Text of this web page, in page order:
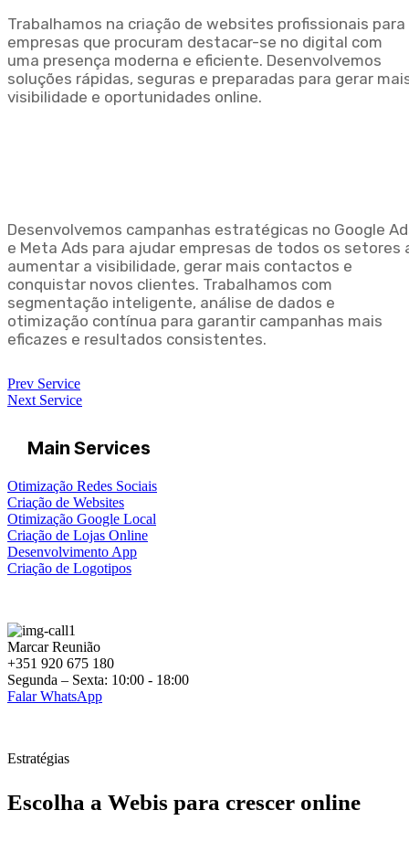
Trabalhamos na criação de websites profissionais para
empresas que procuram destacar-se no digital com
uma presença moderna e eficiente. Desenvolvemos
soluções rápidas, seguras e preparadas para gerar
visibilidade e oportunidades online.
Desenvolvemos campanhas estratégicas no Google
e Meta Ads para ajudar empresas de todos os setores
aumentar a visibilidade, gerar mais contactos e
conquistar novos clientes. Trabalhamos com
segmentação inteligente, análise de dados e
otimização contínua para garantir campanhas mais
eficazes e resultados consistentes.
Prev Service
Next Service
Main Services
Otimização Redes Sociais
Criação de Websites
Otimização Google Local
Criação de Lojas Online
Desenvolvimento App
Criação de Logotipos
Marcar Reunião
+351 920 675 180
Segunda – Sexta: 10:00 - 18:00
Falar WhatsApp
Estratégias
Escolha a Webis para crescer online